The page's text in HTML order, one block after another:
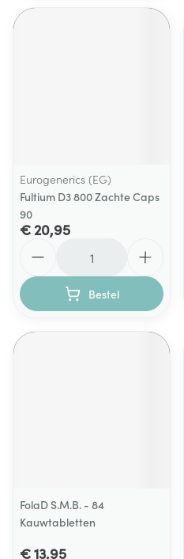
Eurogenerics (EG)
Fultium D3 800 Zachte Caps
90
€ 20,95
Bestel
FolaD S.M.B. - 84
Kauwtabletten
€ 13,95